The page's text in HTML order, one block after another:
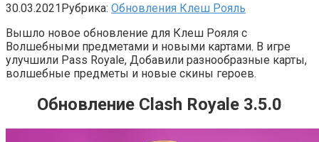
30.03.2021Рубрика: Обновления Клеш Рояль
Вышло новое обновление для Клеш Рояля с
Волшебными предметами и новыми картами. В игре
улучшили Pass Royale, Добавили разнообразные карты,
волшебные предметы и новые скины героев.
Обновление Clash Royale 3.5.0